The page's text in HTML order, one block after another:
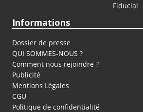
Fiducial
Informations
Dossier de presse
QUI SOMMES-NOUS ?
Comment nous rejoindre ?
Publicité
Mentions Légales
CGU
Politique de confidentialité